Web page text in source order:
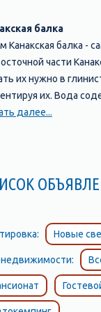
балка
Канакская балка -
части
их нужно в
их. Вода
туполистой.
для
в роще.
фисташки
или ураган
в Канакской балки
мидии, рыбы…
в Канаке (Крым,
далее...
Новые
недвижимости: